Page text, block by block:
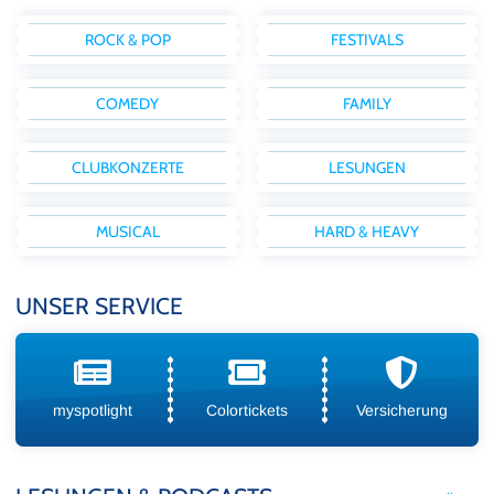
ROCK & POP FESTIVALS
COMEDY FAMILY
CLUBKONZERTE LESUNGEN
MUSICAL HARD & HEAVY
UNSER SERVICE
myspotlight Colortickets Versicherung